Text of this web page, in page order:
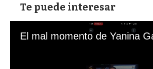
Te puede interesar